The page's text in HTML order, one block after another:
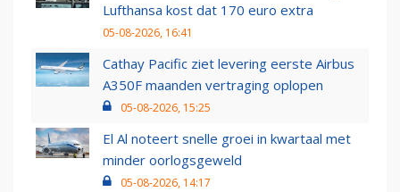
Lufthansa kost dat 170 euro extra
05-08-2026, 16:41
Cathay Pacific ziet levering eerste Airbus
A350F maanden vertraging oplopen
05-08-2026, 15:25
El Al noteert snelle groei in kwartaal met
minder oorlogsgeweld
05-08-2026, 14:17